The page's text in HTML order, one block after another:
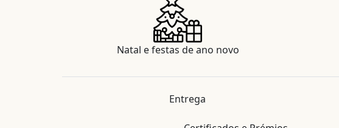
Natal e festas de ano novo
Entrega